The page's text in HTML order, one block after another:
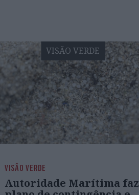
VISÃO VERDE
VISÃO VERDE
Autoridade Marítima faz